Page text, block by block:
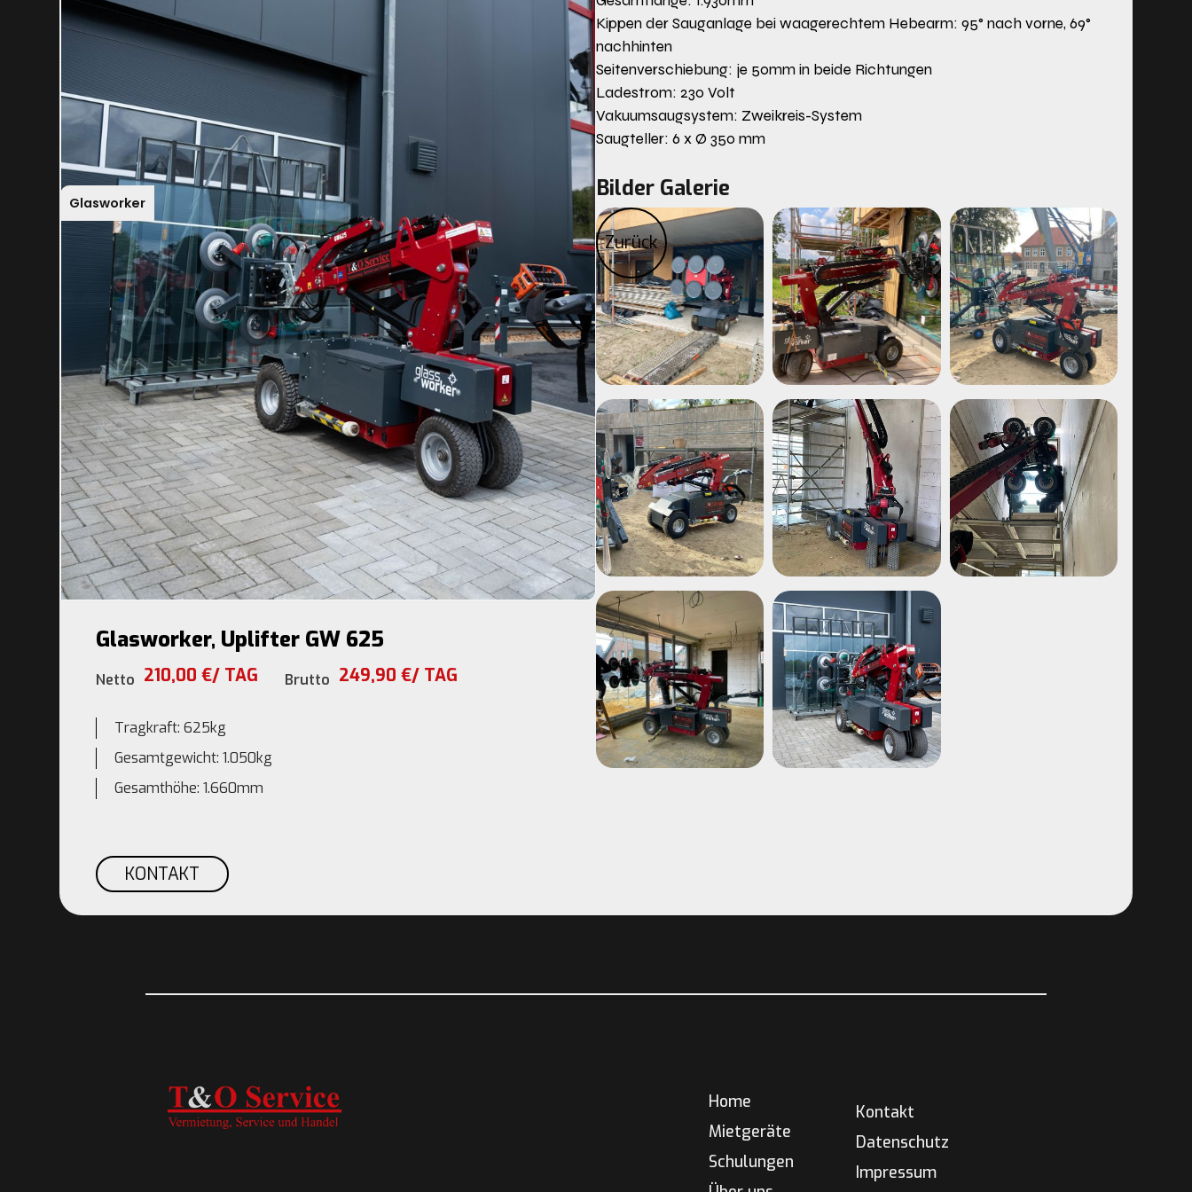
Glasworker
Glasworker, Uplifter GW 625
Netto 210,00 €/ TAG Brutto 249,90 €/ TAG
Tragkraft: 625kg
Gesamtgewicht: 1.050kg
Gesamthöhe: 1.660mm
KONTAKT
Kippen der Sauganlage bei waagerechtem Hebearm: 95° nach vorne, 69°
nachhinten
Seitenverschiebung: je 50mm in beide Richtungen
Ladestrom: 230 Volt
Vakuumsaugsystem: Zweikreis-System
Saugteller: 6 x Ø 350 mm
Bilder Galerie
Zurück
Home
Mietgeräte
Schulungen
Kontakt
Datenschutz
Impressum